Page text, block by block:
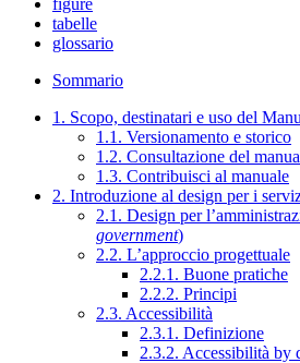
figure
tabelle
glossario
Sommario
1. Scopo, destinatari e uso del
1.1. Versionamento e storico
1.2. Consultazione del
1.3. Contribuisci al manuale
2. Introduzione al design per i
2.1. Design per
government)
2.2. L’approccio progettuale
2.2.1. Buone pratiche
2.2.2. Principi
2.3. Accessibilità
2.3.1. Definizione
2.3.2. Accessibilità by